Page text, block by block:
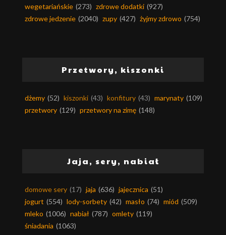
wegetariańskie (273) zdrowe dodatki (927)
zdrowe jedzenie (2040) zupy (427) żyjmy zdrowo (754)
Przetwory, kiszonki
dżemy (52) kiszonki (43) konfitury (43) marynaty (109)
przetwory (129) przetwory na zimę (148)
Jaja, sery, nabiał
domowe sery (17) jaja (636) jajecznica (51)
jogurt (554) lody-sorbety (42) masło (74) miód (509)
mleko (1006) nabiał (787) omlety (119)
śniadania (1063)